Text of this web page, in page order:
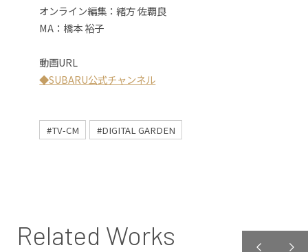
オンライン編集：緒方 佐覇良
MA：橋本 裕子
動画URL
◆SUBARU公式チャンネル
#TV-CM #DIGITAL GARDEN
Related Works